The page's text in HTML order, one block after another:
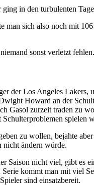
in den turbulenten
man sich also noch mit
sonst verletzt fehlen.
der Los Angeles
Howard an der
Gasol zurzeit traden zu
zu wollen, bejahte
nicht ändern würde.
Saison nicht viel, gibt es
kommt man mit viel
sind einsatzbereit.